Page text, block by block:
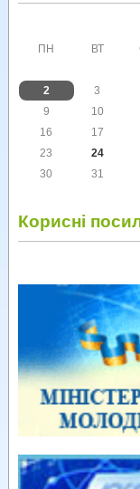
ПН
ВТ
2
3
9
10
16
17
23
24
30
31
Корисні